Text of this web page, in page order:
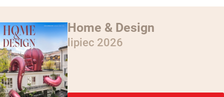
Home & Design
lipiec 2026